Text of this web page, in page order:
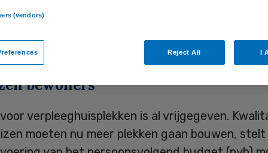
plaatsmaken voor vraagsturing, stelt ze in
bewoners
verpleeghuisplekken is al vrijgegeven.
moeten nu meer plekken gaan bouwen,
(vendors)
Reject All I